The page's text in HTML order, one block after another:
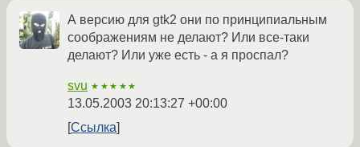
А версию для gtk2 они по принципиальным
соображениям не делают? Или все-таки
делают? Или уже есть - а я проспал?
svu ★★★★★
13.05.2003 20:13:27 +00:00
Ссылка